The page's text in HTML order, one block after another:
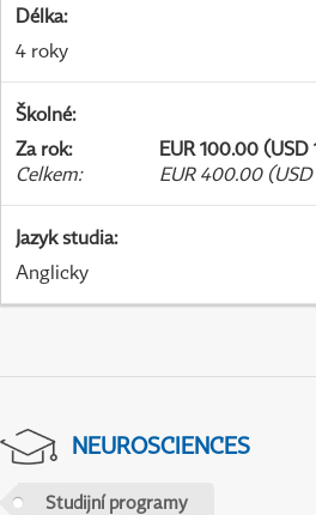
Délka:
4 roky
Školné:
Za rok:
EUR 100.00 (USD
Celkem: EUR 400.00 (USD
Jazyk studia:
Anglicky
NEUROSCIENCES
Studijní programy